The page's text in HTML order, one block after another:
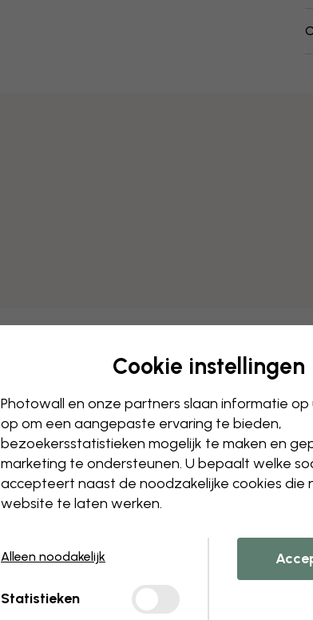
Bewerk uw
Ons
Het formaat
Een object
Een detail
Maak je
Dien jouw
Geleverd in banen van 45 cm
Cookie instellingen
Photowall en onze partners slaan informatie
op om een aangepaste ervaring te bieden,
bezoekersstatistieken mogelijk te maken en
marketing te ondersteunen. U bepaalt welke
accepteert naast de noodzakelijke cookies die
website te laten werken.
Alleen noodakelijk
Statistieken